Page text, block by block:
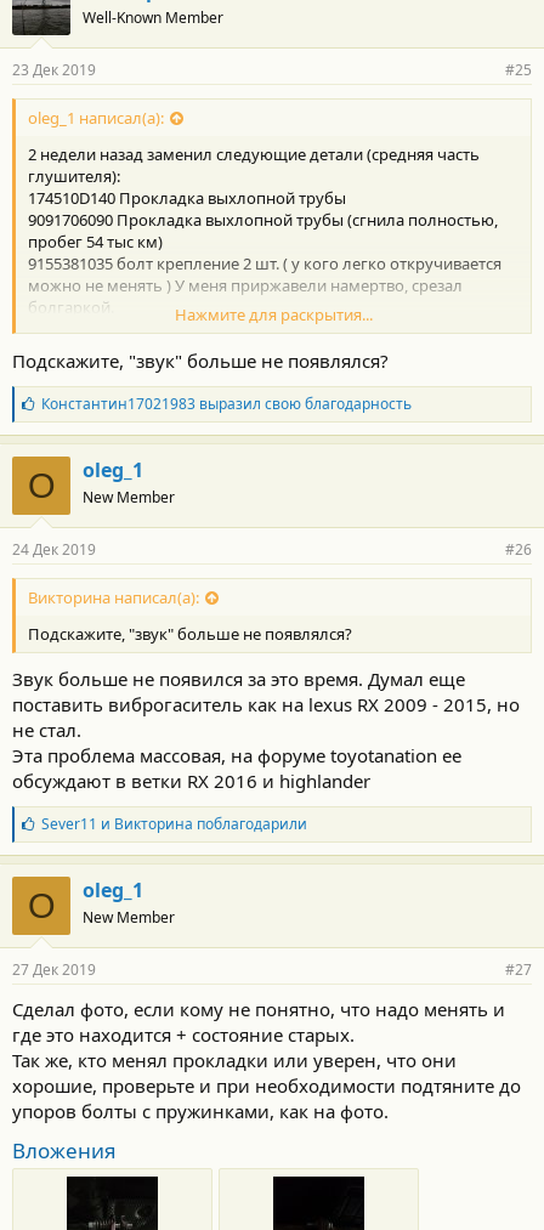
д
а
н
о
с
и
:
Well-Known Member
23 Дек 2019 #25
oleg_1 написал(а):
2 недели назад заменил следующие детали (средняя часть
глушителя):
174510D140 Прокладка выхлопной трубы
9091706090 Прокладка выхлопной трубы (сгнила полностью,
пробег 54 тыс км)
9155381035 болт крепление 2 шт. ( у кого легко откручивается
можно не менять ) У меня приржавели намертво, срезал
болгаркой.
Так же соединение от коллектора до средней части
необходимо проверить, если видна неровность выровнять,
чтобы 2 болта с пружинами ровно зажимались.
P.S. Звук сразу ушел и не появлялся больше.
Нажмите для раскрытия...
Подскажите, "звук" больше не появлялся?
Б
л
а
г
о
д
а
н
о
с
и
:
Константин17021983выразил свою благодарность
O oleg_1
New Member
24 Дек 2019 #26
Викторина написал(а):
Подскажите, "звук" больше не появлялся?
Звук больше не появился за это время. Думал еще
поставить виброгаситель как на lexus RX 2009 - 2015, но
не стал.
Эта проблема массовая, на форуме toyotanation ее
обсуждают в ветки RX 2016 и highlander
Б
л
а
г
о
д
а
н
с
т
и
Sever11 и Викторина поблагодарили
O oleg_1
New Member
27 Дек 2019 #27
Сделал фото, если кому не понятно, что надо менять и
где это находится + состояние старых.
Так же, кто менял прокладки или уверен, что они
хорошие, проверьте и при необходимости подтяните до
упоров болты с пружинками, как на фото.
Вложения